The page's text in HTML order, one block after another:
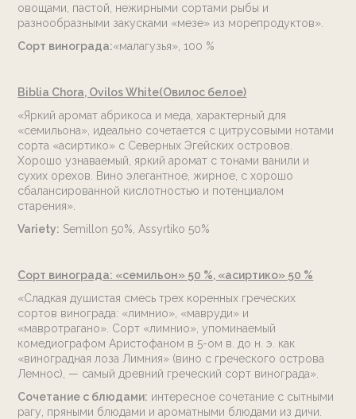
овощами, пастой, нежирными сортами рыбы и
разнообразными закусками «мезе» из морепродуктов».
Сорт винограда:«малагузья», 100 %
Biblia Chora, Ovilos White(Овилос белое)
«Яркий аромат абрикоса и меда, характерный для
«семильона», идеально сочетается с цитрусовыми нотами
сорта «асиртико» с Северных Эгейских островов.
Хорошо узнаваемый, яркий аромат с тонами ванили и
сухих орехов. Вино элегантное, жирное, с хорошо
сбалансированной кислотностью и потенциалом
старения».
Variety: Semillon 50%, Assyrtiko 50%
Сорт винограда: «семильон» 50 %, «асиртико» 50 %
«Сладкая душистая смесь трех коренных греческих
сортов винограда: «лимнио», «мавруди» и
«мавротрагано». Сорт «лимнио», упоминаемый
комедиографом Аристофаном в 5-ом в. до н. э. как
«виноградная лоза Лимния» (вино с греческого острова
Лемнос), — самый древний греческий сорт винограда».
Сочетание с блюдами: интересное сочетание с сытными
рагу, пряными блюдами и ароматными блюдами из дичи.